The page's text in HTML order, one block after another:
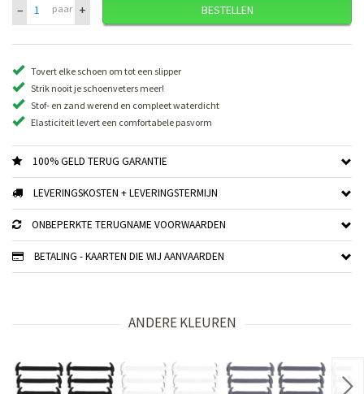
– paar + BESTELLEN
Tovert elke schoen om tot een slipper
Strik nooit je schoenveters meer!
Stof- en zand werend en compleet waterdicht
Elasticiteit levert een comfortabele pasvorm
100% GELD TERUG GARANTIE
LEVERINGSKOSTEN + LEVERINGSTERMIJN
ONBEPERKTE TERUGNAME VOORWAARDEN
BETALING - KAARTEN DIE WIJ AANVAARDEN
ANDERE KLEUREN